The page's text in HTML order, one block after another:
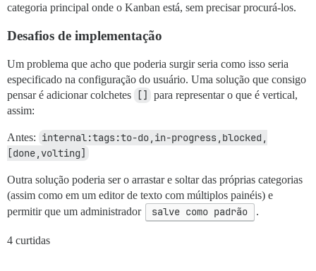
categoria principal onde o Kanban está, sem precisar procurá-los.
Desafios de implementação
Um problema que acho que poderia surgir seria como isso seria
especificado na configuração do usuário. Uma solução que consigo
pensar é adicionar colchetes
[]
para representar o que é vertical,
assim:
Antes: internal:tags:to-do,in-progress,blocked,
[done,volting]
Outra solução poderia ser o arrastar e soltar das próprias categorias
(assim como em um editor de texto com múltiplos painéis) e
permitir que um administrador
salve como padrão .
4 curtidas